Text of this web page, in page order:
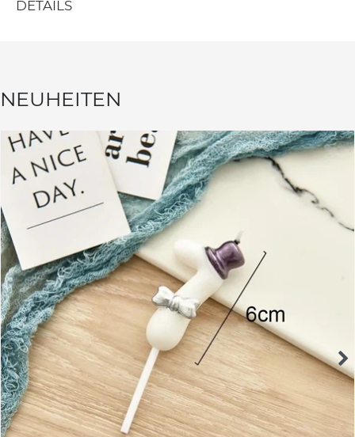
DETAILS
NEUHEITEN